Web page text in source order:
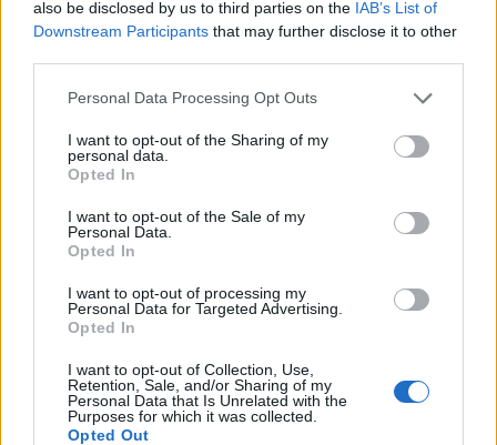
also be disclosed by us to third parties on the IAB’s List of
Downstream Participants that may further disclose it to other
Personal Data Processing Opt Outs
I want to opt-out of the Sharing of my
personal data.
Opted In
I want to opt-out of the Sale of my
Personal Data.
Opted In
I want to opt-out of processing my
Personal Data for Targeted Advertising.
Opted In
I want to opt-out of Collection, Use,
Retention, Sale, and/or Sharing of my
Personal Data that Is Unrelated with the
Purposes for which it was collected.
Opted Out
E bujshme në Itali, Maldini
rrëfen të vërtetën e plotë
pas dorëheqjes:
Presidenti Malago na tha
mos prekni…
Zjarri masiv në Malin e
Mbrojtja: Aktualisht një
vatër aktive